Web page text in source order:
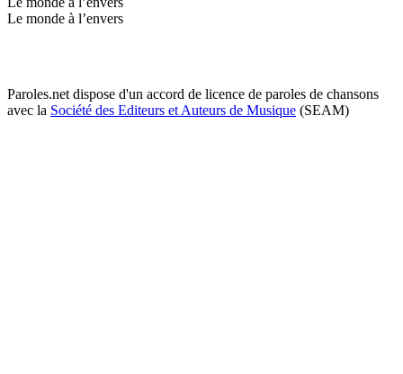
Le monde à l’envers
Paroles.net dispose d'un accord de licence de paroles de chansons
avec la Société des Editeurs et Auteurs de Musique (SEAM)